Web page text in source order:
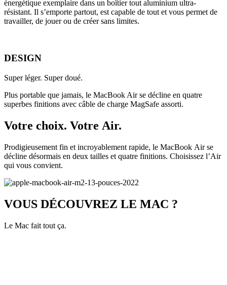
énergétique exemplaire dans un boîtier tout aluminium ultra-
résistant. Il s’emporte partout, est capable de tout et vous permet de
travailler, de jouer ou de créer sans limites.
DESIGN
Super léger. Super doué.
Plus portable que jamais, le MacBook Air se décline en quatre
superbes finitions avec câble de charge MagSafe assorti.
Votre choix. Votre Air.
Prodigieusement fin et incroyablement rapide, le MacBook Air se
décline désormais en deux tailles et quatre finitions. Choisissez l’Air
qui vous convient.
VOUS DÉCOUVREZ LE MAC ?
Le Mac fait tout ça.